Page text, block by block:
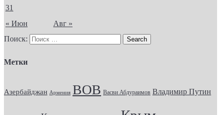
« Июн Авг »
31
Поиск:
Метки
Азербайджан Армения ВОВ Васви Абдураимов Владимир Путин